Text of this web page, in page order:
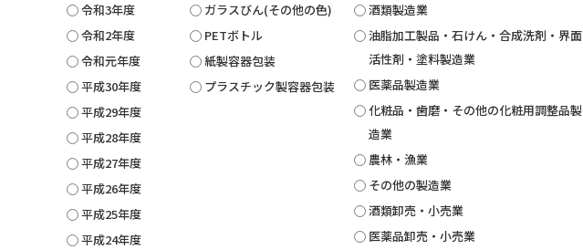
令和3年度
令和2年度
令和元年度
平成30年度
平成29年度
平成28年度
平成27年度
平成26年度
平成25年度
平成24年度
ガラスびん(その他の色)
PETボトル
紙製容器包装
プラスチック製容器包装
酒類製造業
油脂加工製品・石けん・合成洗剤・界面
活性剤・塗料製造業
医薬品製造業
化粧品・歯磨・その他の化粧用調整品製
造業
農林・漁業
その他の製造業
酒類卸売・小売業
医薬品卸売・小売業